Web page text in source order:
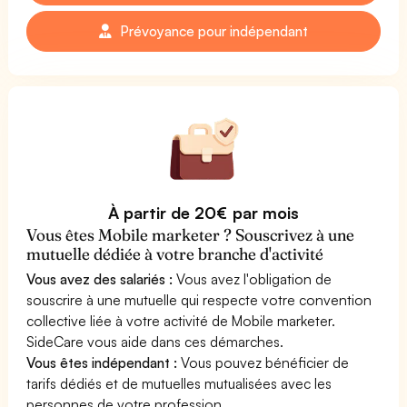
Prévoyance pour indépendant
À partir de 20€ par mois
Vous êtes Mobile marketer ? Souscrivez à une
mutuelle dédiée à votre branche d'activité
Vous avez des salariés : Vous avez l'obligation de
souscrire à une mutuelle qui respecte votre convention
collective liée à votre activité de Mobile marketer.
SideCare vous aide dans ces démarches.
Vous êtes indépendant : Vous pouvez bénéficier de
tarifs dédiés et de mutuelles mutualisées avec les